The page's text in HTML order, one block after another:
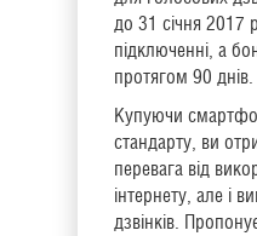
до 31 січня 2017
підключенні, а
протягом 90 днів.
Купуючи
стандарту, ви
перевага від
інтернету, але і
дзвінків.